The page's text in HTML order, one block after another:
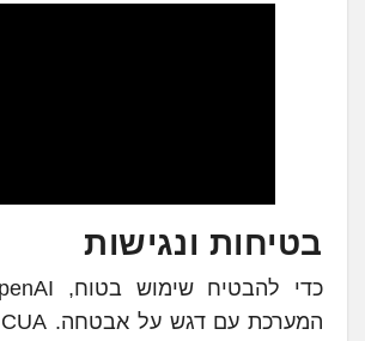
בטיחות ונגישות